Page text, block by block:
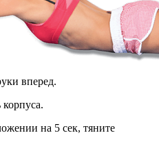
вперед.
на 5 сек, тяните